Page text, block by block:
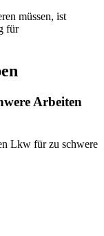
müssen, ist
für
Arbeiten
Lkw für zu schwere